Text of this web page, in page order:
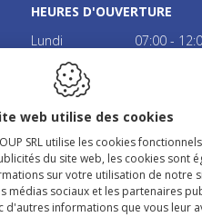
HEURES D'OUVERTURE
Lundi
07:00 -
Mardi
Mercredi
07:00 - 12:00
13:00 -
Jeudi
07:00 -
13:00 -
Vendredi
07:00 -
13:00 -
web utilise des cookies
SRL utilise les cookies
du site web, les cookies sont
sur votre utilisation de notre
médias sociaux et les partenaires
d'autres informations que vous leur